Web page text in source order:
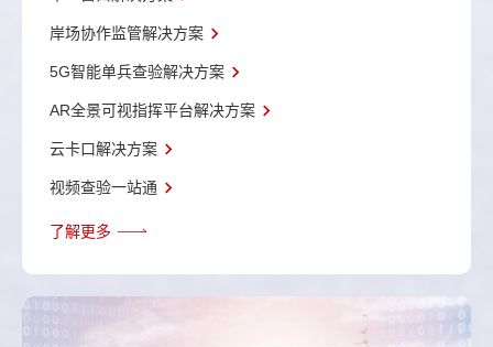
岸场协作监管解决方案
5G智能单兵查验解决方案
AR全景可视指挥平台解决方案
云卡口解决方案
视频查验一站通
了解更多